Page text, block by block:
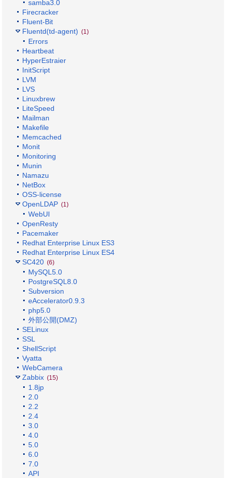
samba3.0
Firecracker
Fluent-Bit
Fluentd(td-agent) (1)
Errors
Heartbeat
HyperEstraier
InitScript
LVM
LVS
Linuxbrew
LiteSpeed
Mailman
Makefile
Memcached
Monit
Monitoring
Munin
Namazu
NetBox
OSS-license
OpenLDAP (1)
WebUI
OpenResty
Pacemaker
Redhat Enterprise Linux ES3
Redhat Enterprise Linux ES4
SC420 (6)
MySQL5.0
PostgreSQL8.0
Subversion
eAccelerator0.9.3
php5.0
外部公開(DMZ)
SELinux
SSL
ShellScript
Vyatta
WebCamera
Zabbix (15)
1.8jp
2.0
2.2
2.4
3.0
4.0
5.0
6.0
7.0
API